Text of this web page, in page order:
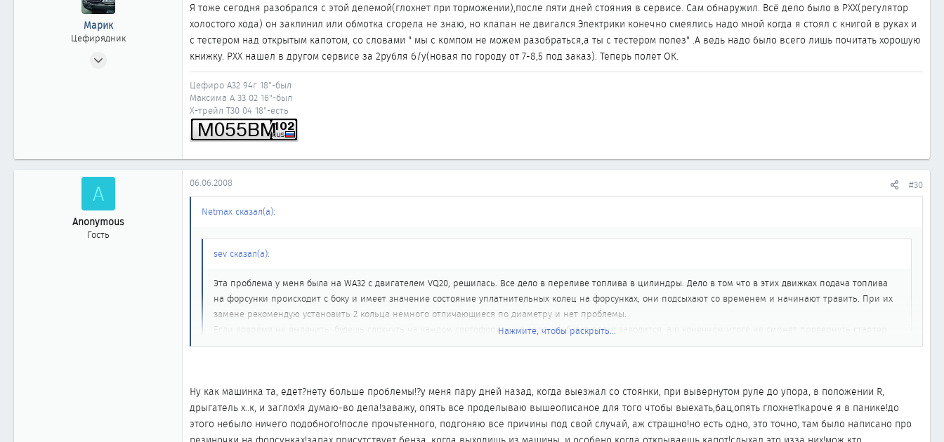
Марик
Цефирядник
www.cefiro.ru
Я тоже сегодня разобрался с этой делемой(глохнет при торможении),после пяти дней стояния в сервисе. Сам обнаружил. Всё дело было в РХХ(регулятор
холостого хода) он заклинил или обмотка сгорела не знаю, но клапан не двигался.Электрики конечно смеялись надо мной когда я стоял с книгой в руках и
с тестером над открытым капотом, со словами " мы с компом не можем разобраться,а ты с тестером полез" .А ведь надо было всего лишь почитать хорошую
книжку. РХХ нашел в другом сервисе за 2рубля б/у(новая по городу от 7-8,5 под заказ). Теперь полёт ОК.
Цефиро А32 94г 18"-был
Максима А 33 02 16"-был
Х-трейл Т30 04 18"-есть
A
Anonymous
Гость
06.06.2008 #30
Netmax сказал(а):
sev сказал(а):
Эта проблема у меня была на WA32 с двигателем VQ20, решилась. Все дело в переливе топлива в цилиндры. Дело в том что в этих движках подача топлива
на форсунки происходит с боку и имеет значение состояние уплатнительных колец на форсунках, они подсыхают со временем и начинают травить. При их
замене рекомендую установить 2 кольца немного отличающиеся по диаметру и нет проблемы.
Если вовремя не вылечить, будешь глохнуть на каждом светофоре, и на горячую будет плохо заводится, а в конечном итоге не сможет провернуть стартер
из-за невозможности осуществить сжатие в цилиндре, ну и если заведется, то дыму будет немеряно.
Нажмите, чтобы раскрыть...
Нет, у меня не в этом была проблема. Два поста выше я отписался, что проблема была в электрике (плохой контакт)
Нажмите, чтобы раскрыть...
Ну как машинка та, едет?нету больше проблемы!?у меня пару дней назад, когда выезжал со стоянки, при вывернутом руле до упора, в положении R,
дрыгатель х..к, и заглох!я думаю-во дела!заважу, опять все проделываю вышеописаное для того чтобы выехать,бац,опять глохнет!кароче я в панике!до
этого небыло ничего подобного!после прочьтенного, подгоняю все причины под свой случай, аж страшно!но есть одно, это точно, там было написано про